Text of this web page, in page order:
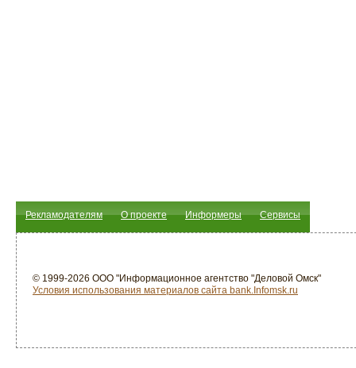
Рекламодателям О проекте Информеры Сервисы
© 1999-2026 ООО "Информационное агентство "Деловой Омск"
Условия использования материалов сайта bank.Infomsk.ru